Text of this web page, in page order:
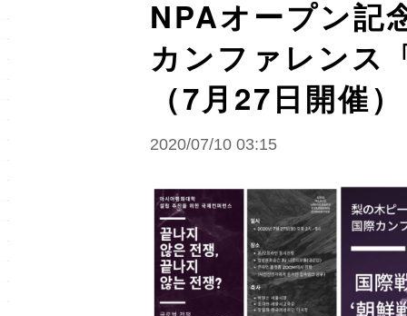
NPAオープン記
カンファレンス
（ 7月27日開催）
2020/07/10 03:15